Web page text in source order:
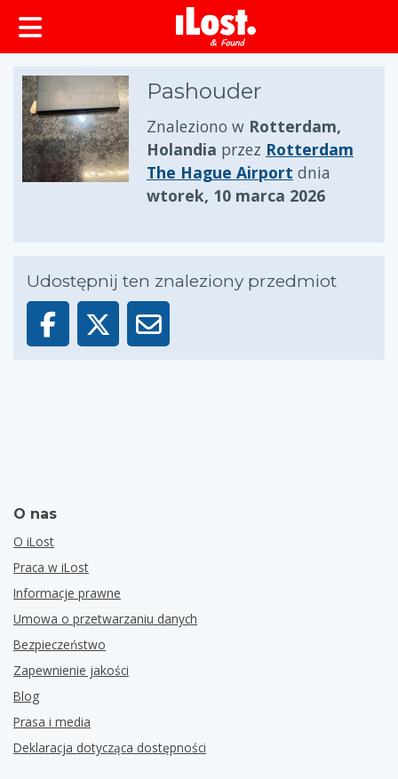
zawartości
Pashouder
Znaleziono w Rotterdam,
Holandia przez Rotterdam
The Hague Airport dnia
wtorek, 10 marca 2026
Udostępnij ten znaleziony przedmiot
O nas
O iLost
Praca w iLost
Informacje prawne
Umowa o przetwarzaniu danych
Bezpieczeństwo
Zapewnienie jakości
Blog
Prasa i media
Deklaracja dotycząca dostępności